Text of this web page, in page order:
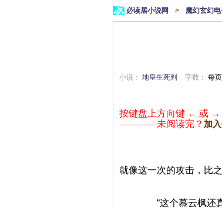
必读居小说网 > 魔幻玄幻
小说： 地皇生死判 字数： 每
按键盘上方向键 ← 或 →
————未阅读完？ 加
就像这一次的攻击，比
“这个慕云枫还真是